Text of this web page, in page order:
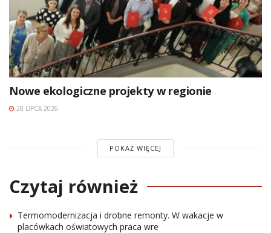
Nowe ekologiczne projekty w regionie
28 LIPCA 2026
POKAŻ WIĘCEJ
Czytaj również
Termomodernizacja i drobne remonty. W wakacje w
placówkach oświatowych praca wre